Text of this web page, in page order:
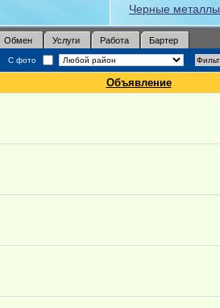
Черные металлы
Обмен Услуги Работа Бартер
С фото
Объявление